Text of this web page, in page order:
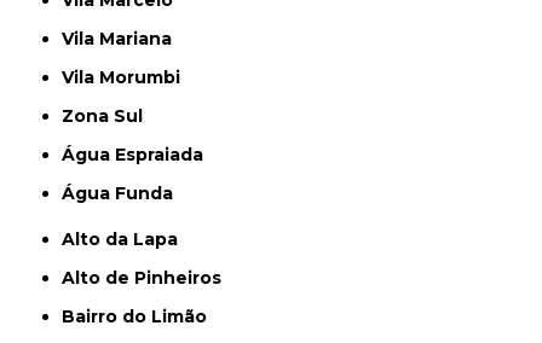
Vila Mariana
Vila Morumbi
Zona Sul
Água Espraiada
Água Funda
Alto da Lapa
Alto de Pinheiros
Bairro do Limão